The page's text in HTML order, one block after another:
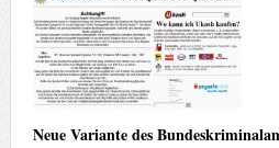
Neue Variante des